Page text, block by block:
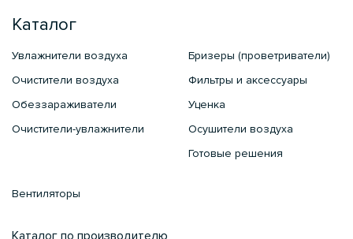
Каталог
Увлажнители воздуха
Очистители воздуха
Обеззараживатели
Очистители-увлажнители
Бризеры (проветриватели)
Фильтры и аксессуары
Уценка
Осушители воздуха
Готовые решения
Вентиляторы